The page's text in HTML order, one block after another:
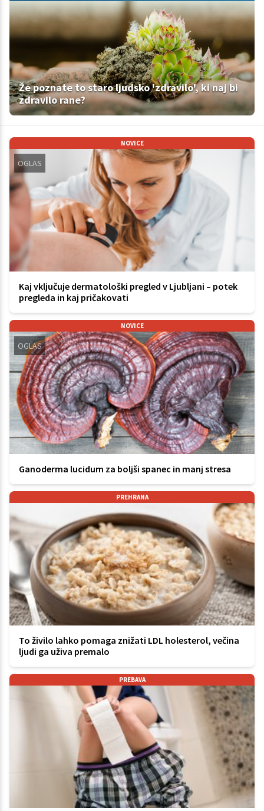
Že poznate to staro ljudsko 'zdravilo', ki naj bi
zdravilo rane?
NOVICE
OGLAS
Kaj vključuje dermatološki pregled v Ljubljani – potek
pregleda in kaj pričakovati
NOVICE
OGLAS
Ganoderma lucidum za boljši spanec in manj stresa
PREHRANA
To živilo lahko pomaga znižati LDL holesterol, večina
ljudi ga uživa premalo
PREBAVA